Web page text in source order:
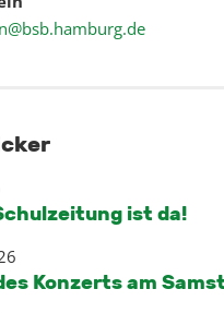
ist da!
Konzerts am